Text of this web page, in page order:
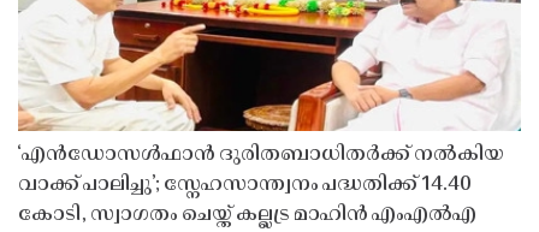
‘എൻഡോസൾഫാൻ ദുരിതബാധിതർക്ക് നൽകിയ
വാക്ക് പാലിച്ചു’; സ്നേഹസാന്ത്വനം പദ്ധതിക്ക് 14.40
കോടി, സ്വാഗതം ചെയ്ത് കല്ലട്ര മാഹിൻ എംഎൽഎ